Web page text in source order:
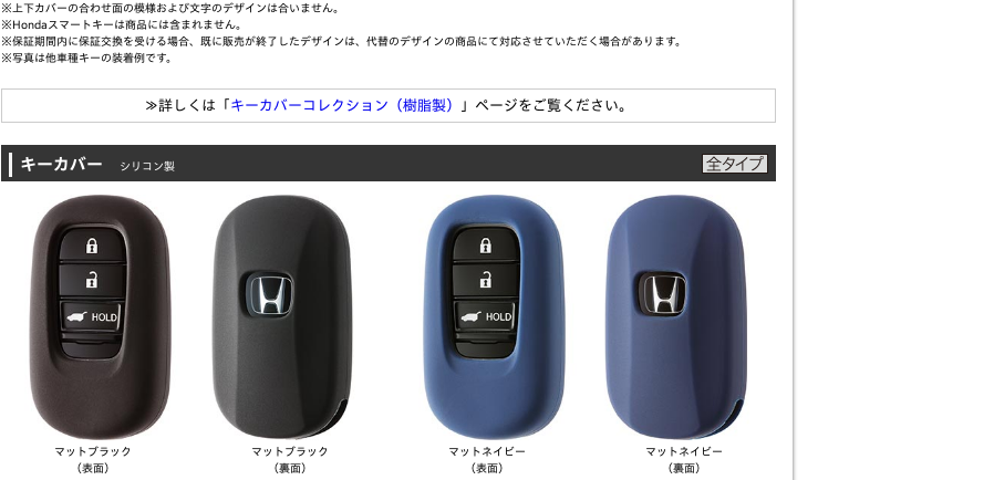
※上下カバーの合わせ面の模様および文字のデザインは合いません。
※Hondaスマートキーは商品には含まれません。
※保証期間内に保証交換を受ける場合、既に販売が終了したデザインは、代替のデザインの商品にて対応させていただく場合があります。
※写真は他車種キーの装着例です。
≫詳しくは「キーカバーコレクション（樹脂製） 」 ページをご覧ください。
キーカバー シリコン製
マット ブラック
（表面）
マット ブラック
（裏面）
マット ネイビー
（表面）
マット ネイビー
（裏面）